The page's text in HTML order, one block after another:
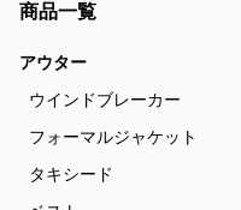
商品一覧
アウター
ウインドブレーカー
フォーマルジャケット
タキシード